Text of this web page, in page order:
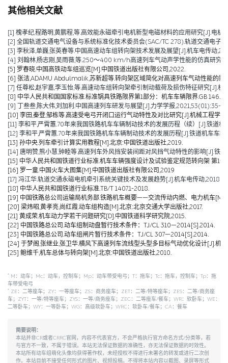
其他相关文献
[1] 槐孝纪,程路明,黄鹏程,等.高效能永磁牵引电机新型电磁材料的应用研究[J].电
[2] 全国轨道交通电气设备与系统标准化技术委员会(SAC/TC 278).轨道交通电
[3] 李秋泽,单巍,张英春等.中国高速动车组转向架技术发展及展望[J].机车电传动
[4] 刘翰林,杨志刚,吴雨薇,等.250～400 km/h高速列车气动声学性能的仿真研究
[5] 罗春晓.中国高铁动车组巡览[M].中国铁道出版社有限公司,2022.
[6] 张洁,ADAMU Abdulmalik,苏新超等.转向架区域简化对高速列车气动性能的
[7] 任尊松,赵宇嘉,李玉怡,等.高速动车组转向架牵引制动载荷及损伤特征研究[J].机
[8] 中华人民共和国国家标准.标准锅具铁路限界第1部分：机车车辆限界.GB
[9] 丁叁叁,陈大伟,刘加利.中国高速列车研发与展望[J].力学学报,2021,53(01):35-
[10] 李田,秦登,邹栋等.高速受电弓开闭口运行气动特性及对比研究[J].机械工程学
[11] 李和平,严霄蕙.70年来我国铁路机车车辆制动技术的发展历程（续）[J].铁道
[12] 李和平,严霄蕙.70年来我国铁路机车车辆制动技术的发展历程[J].铁道机车车
[13] 孙中央.列车牵引计算实用教程[M].北京:中国铁道出版社,2019.
[14] 唐明赞,熊小慧,钟睦等.高速列车外风挡安装间距对风挡气动特性的影响[J].铁
[15] 中华人民共和国铁道行业标准.机车车辆强度设计及试验鉴定规范转向架 第1
[16] 罗一童.中国火车大图集[M].中国铁道出版社有限公司,2019
[17] 冯江华.轨道交通永磁电机牵引系统关键技术及发展趋势[J].机车电传动
[18] 中华人民共和国铁道行业标准.TB/T 1407.1-2018.
[19] 中国铁路总公司运输局机务部.铁路机车概要——交流传动内燃、电力机车[M].
[20] 梁炜昭,黄孝亮,尚红霞.动车组构造[M].北京:北京交通大学出版社,2017.
[21] 黄成荣.机车动力学若干问题研究[D].中国铁道科学研究院,2015.
[22] 中国铁路总公司.动车组制动盘暂行技术条件：TJ/CL 310—2014[S].2014.
[23] 中国铁路总公司.动车组闸片暂行技术条件：TJ/CL 307—2014[S].2014.
[24] 于梦阁,张继业,张卫华.横风下高速列车流线型头型多目标气动优化设计[J].机
[25] 鲍维千,机车总体与转向架[M].北京:中国铁道出版社,2010.
* M：动车；Mc：动车，控制车；Mp：动车带受电弓；T：拖车；Tc：拖车，控制车；Tp：拖
车带受电弓
* ZE：二等座车；ZY：一等座车；ZS：商务座车；ZET：二等/特等座车；ZES：二等/商务座
车；ZYT：一等/特等座车；ZYS：一等/商务座车；ZEC：二等座车/餐车；WR：软卧车；WE：
二等卧车；WY：一等卧车；WG：高级软卧车；WRC：软卧车/餐车；CA：餐车
简要说明：
本站并非CR或者CRRC官网，内容不代表官方，不会严格执行官方命名方式/分类等，若
与官方不一致，不属于错误。本站无法保证数据的准确性，亦无法保证数据的时效性。
本站所有动车组萌化头像均获得著作权，未经授权不得进行未署名的转发或进行二次创
作。本站目前不接受任何形式的图片、视频投稿。不得将本站内容以截图、录屏等形式